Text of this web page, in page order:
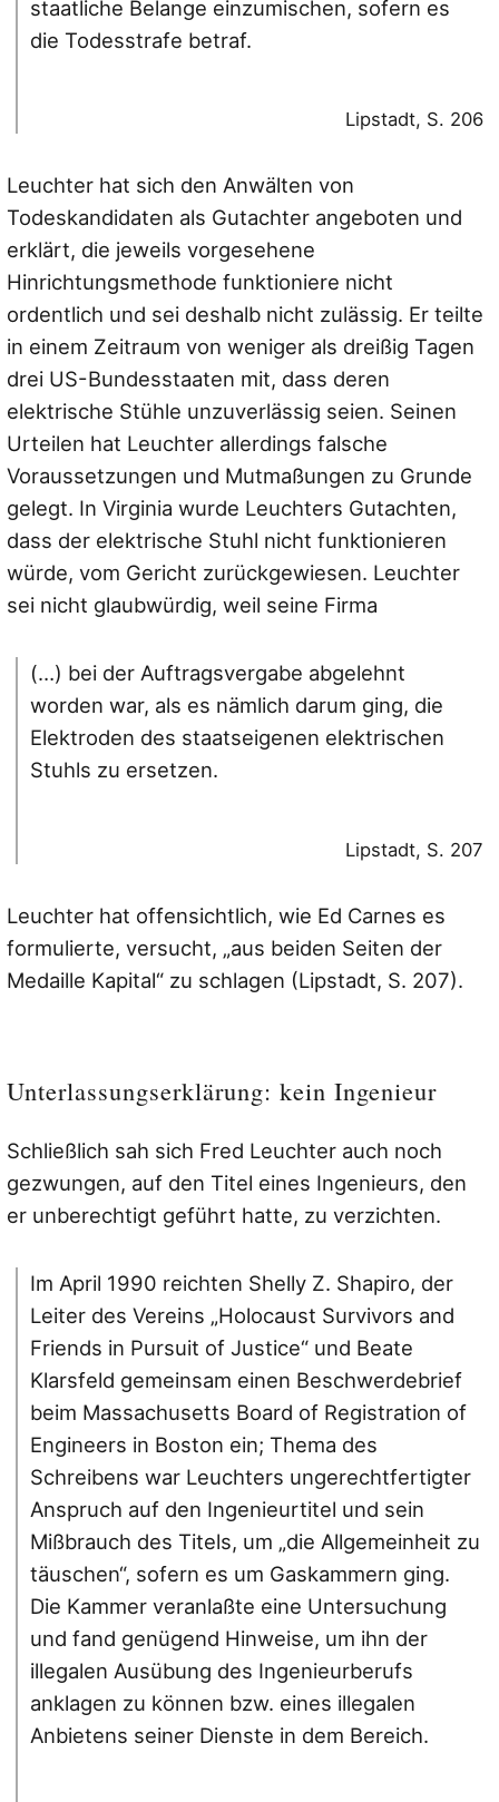
staatliche Belange einzumischen, sofern es
die Todesstrafe betraf.
Lipstadt, S. 206
Leuchter hat sich den Anwälten von
Todeskandidaten als Gutachter angeboten und
erklärt, die jeweils vorgesehene
Hinrichtungsmethode funktioniere nicht
ordentlich und sei deshalb nicht zulässig. Er teilte
in einem Zeitraum von weniger als dreißig Tagen
drei US-Bundesstaaten mit, dass deren
elektrische Stühle unzuverlässig seien. Seinen
Urteilen hat Leuchter allerdings falsche
Voraussetzungen und Mutmaßungen zu Grunde
gelegt. In Virginia wurde Leuchters Gutachten,
dass der elektrische Stuhl nicht funktionieren
würde, vom Gericht zurückgewiesen. Leuchter
sei nicht glaubwürdig, weil seine Firma
(…) bei der Auftragsvergabe abgelehnt
worden war, als es nämlich darum ging, die
Elektroden des staatseigenen elektrischen
Stuhls zu ersetzen.
Lipstadt, S. 207
Leuchter hat offensichtlich, wie Ed Carnes es
formulierte, versucht, „aus beiden Seiten der
Medaille Kapital“ zu schlagen (Lipstadt, S. 207).
Unterlassungserklärung: kein Ingenieur
Schließlich sah sich Fred Leuchter auch noch
gezwungen, auf den Titel eines Ingenieurs, den
er unberechtigt geführt hatte, zu verzichten.
Im April 1990 reichten Shelly Z. Shapiro, der
Leiter des Vereins „Holocaust Survivors and
Friends in Pursuit of Justice“ und Beate
Klarsfeld gemeinsam einen Beschwerdebrief
beim Massachusetts Board of Registration of
Engineers in Boston ein; Thema des
Schreibens war Leuchters ungerechtfertigter
Anspruch auf den Ingenieurtitel und sein
Mißbrauch des Titels, um „die Allgemeinheit zu
täuschen“, sofern es um Gaskammern ging.
Die Kammer veranlaßte eine Untersuchung
und fand genügend Hinweise, um ihn der
illegalen Ausübung des Ingenieurberufs
anklagen zu können bzw. eines illegalen
Anbietens seiner Dienste in dem Bereich.